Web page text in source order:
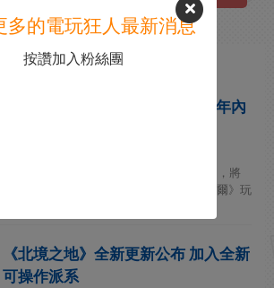
維京人主題戰略遊戲《北加爾》年內
的維京人主題實時戰略遊戲《北加爾》，將
4、Xbox One 和 Switch。 《北加爾》玩
物語》系列...
《北境之地》全新更新公布 加入全新
可操作派系
多的電玩狂人最新消息
按讚加入粉絲團